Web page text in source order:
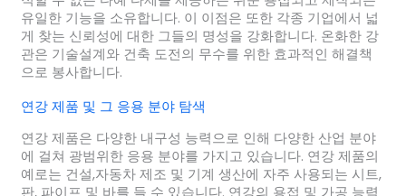
유일한 기능을 소유합니다. 이 이점은 또한 각종 기업에서 넓
게 찾는 신뢰성에 대한 그들의 명성을 강화합니다. 온화한 강
관은 기술설계와 건축 도전의 무수를 위한 효과적인 해결책
으로 봉사합니다.
연강 제품 및 그 응용 분야 탐색
연강 제품은 다양한 내구성 능력으로 인해 다양한 산업 분야
에 걸쳐 광범위한 응용 분야를 가지고 있습니다. 연강 제품의
예로는 건설,자동차 제조 및 기계 생산에 자주 사용되는 시트,
판, 파이프 및 바를 들 수 있습니다. 연강의 용접 및 가공 능력